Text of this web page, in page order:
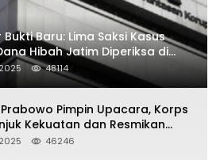
Bukti Baru: Lima Saksi Kasus
Hibah Jatim Diperiksa di
48114
Pimpin Upacara, Korps
Kekuatan dan Resmikan
46246